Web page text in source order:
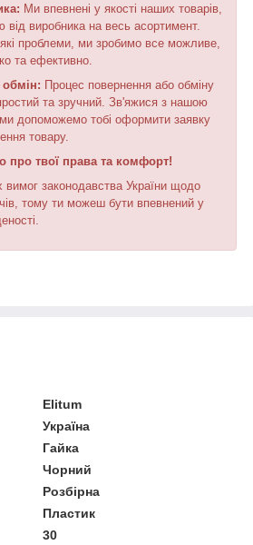
Ми впевнені у якості наших товарів,
від виробника на весь асортимент.
проблеми, ми зробимо все можливе,
та ефективно.
Процес повернення або обміну
та зручний. Зв'яжися з нашою
допоможемо тобі оформити заявку
товару.
про твої права та комфорт!
законодавства України щодо
тому ти можеш бути впевнений у
Elitum
Україна
Гайка
Чорний
Розбірна
Пластик
30